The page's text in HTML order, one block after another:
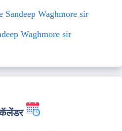
Sandeep Waghmore sir
Waghmore sir
कॅलेंडर